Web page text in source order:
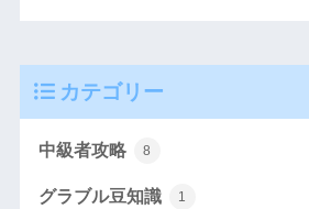
カテゴリー
中級者攻略 8
グラブル豆知識 1